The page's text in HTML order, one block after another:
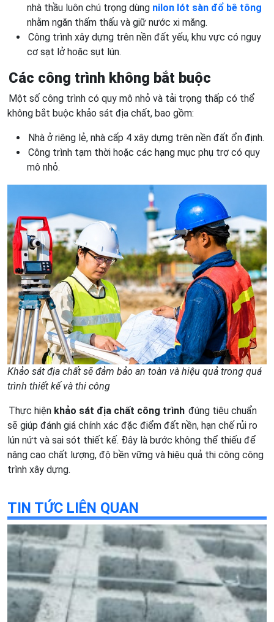
nhà thầu luôn chú trọng dùng nilon lót sàn đổ bê tông
nhằm ngăn thấm thấu và giữ nước xi măng.
Công trình xây dựng trên nền đất yếu, khu vực có nguy
cơ sạt lở hoặc sụt lún.
Các công trình không bắt buộc
Một số công trình có quy mô nhỏ và tải trọng thấp có thể
không bắt buộc khảo sát địa chất, bao gồm:
Nhà ở riêng lẻ, nhà cấp 4 xây dựng trên nền đất ổn định.
Công trình tạm thời hoặc các hạng mục phụ trợ có quy
mô nhỏ.
Khảo sát địa chất sẽ đảm bảo an toàn và hiệu quả trong quá
trình thiết kế và thi công
Thực hiện khảo sát địa chất công trình đúng tiêu chuẩn
sẽ giúp đánh giá chính xác đặc điểm đất nền, hạn chế rủi ro
lún nứt và sai sót thiết kế. Đây là bước không thể thiếu để
nâng cao chất lượng, độ bền vững và hiệu quả thi công công
trình xây dựng.
TIN TỨC LIÊN QUAN